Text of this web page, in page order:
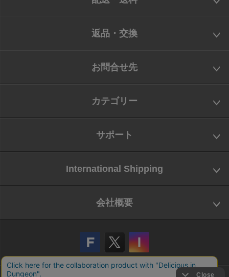
返品・交換
お問合せ先
カテゴリー
サポート
International Shipping
会社概要